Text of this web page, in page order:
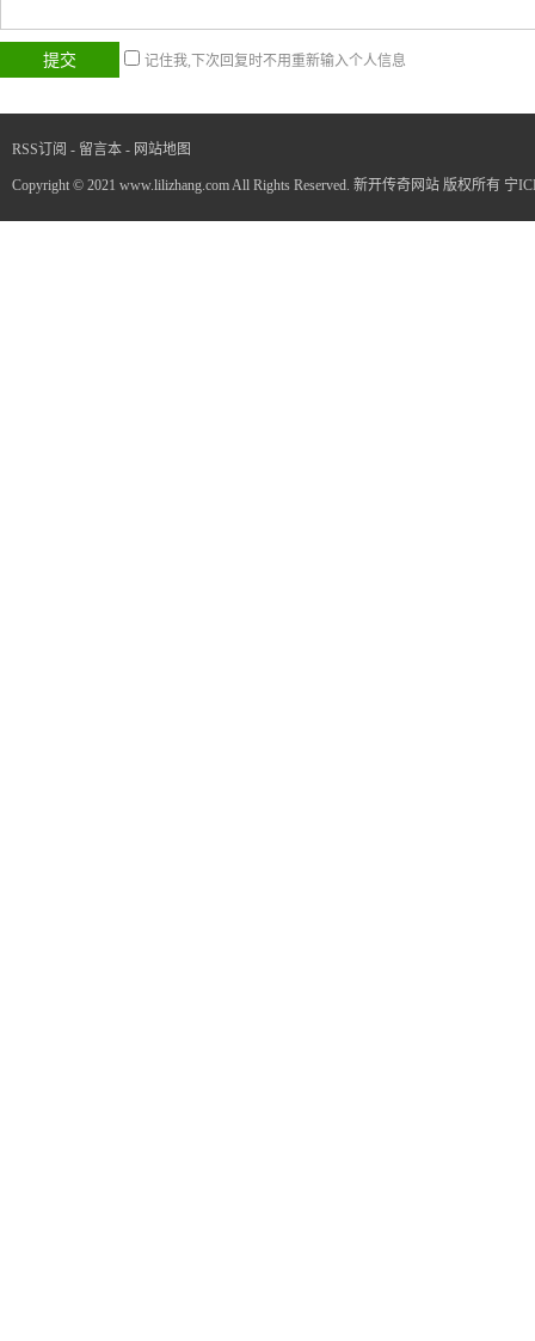
记住我,下次回复时不用重新输入个人信息
RSS订阅 - 留言本 - 网站地图
Copyright © 2021 www.lilizhang.com All Rights Reserved. 新开传奇网站 版权所有 宁